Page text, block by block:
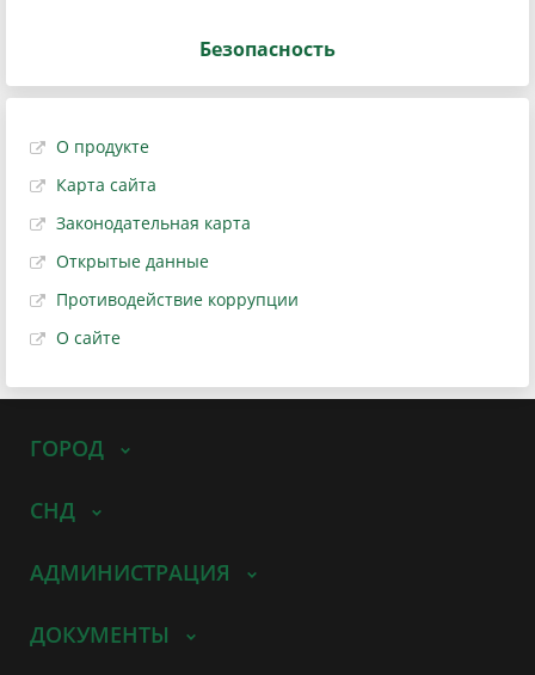
Безопасность
О продукте
Карта сайта
Законодательная карта
Открытые данные
Противодействие коррупции
О сайте
ГОРОД
СНД
АДМИНИСТРАЦИЯ
ДОКУМЕНТЫ